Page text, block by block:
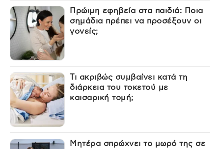
Πρώιμη εφηβεία στα παιδιά: Ποια
σημάδια πρέπει να προσέξουν οι
γονείς;
Τι ακριβώς συμβαίνει κατά τη
διάρκεια του τοκετού με
καισαρική τομή;
Μητέρα σπρώχνει το μωρό της σε